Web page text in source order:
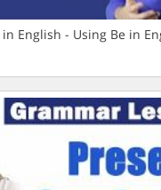
in English - Using Be in